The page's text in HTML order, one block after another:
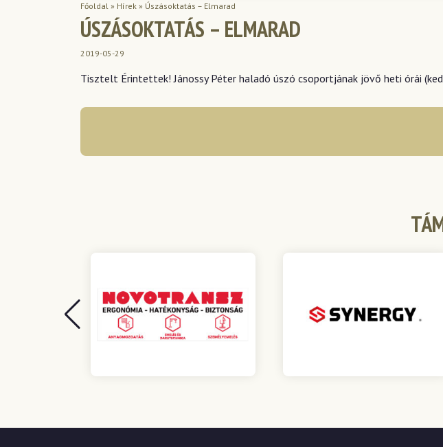
Főoldal » Hírek » Úszásoktatás – Elmarad
ÚSZÁSOKTATÁS – ELMARAD
2019-05-29
Tisztelt Érintettek! Jánossy Péter haladó úszó csoportjának jövő heti órái